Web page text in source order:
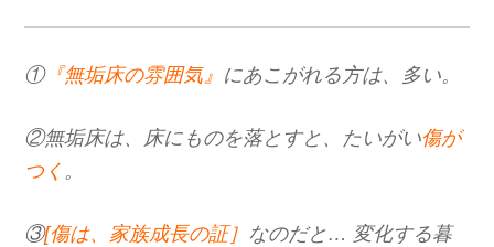
①『無垢床の雰囲気』 にあこがれる方は、多い。
②無垢床は、床にものを落とすと、たいがい傷が
つく 。
③[傷は、家族成長の証］ なのだと… 変化する暮